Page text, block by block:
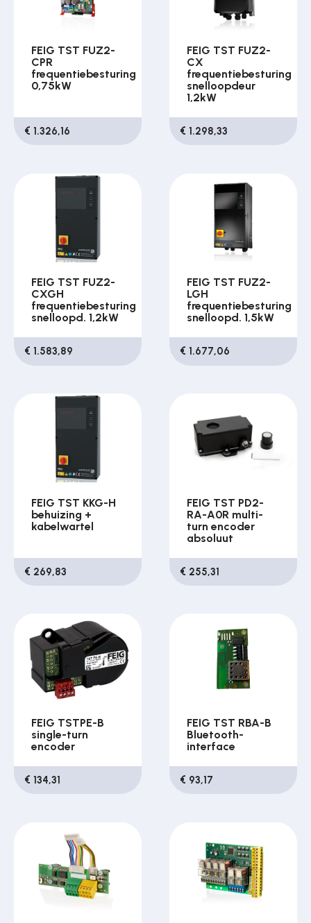
FEIG TST FUZ2-
CPR
frequentiebesturing
0,75kW
€ 1.326,16
FEIG TST FUZ2-
CX
frequentiebesturing
snelloopdeur
1,2kW
€ 1.298,33
FEIG TST FUZ2-
CXGH
frequentiebesturing
snelloopd. 1,2kW
€ 1.583,89
FEIG TST FUZ2-
LGH
frequentiebesturing
snelloopd. 1,5kW
€ 1.677,06
FEIG TST KKG-H
behuizing +
kabelwartel
€ 269,83
FEIG TST PD2-
RA-A0R multi-
turn encoder
absoluut
€ 255,31
FEIG TSTPE-B
single-turn
encoder
€ 134,31
FEIG TST RBA-B
Bluetooth-
interface
€ 93,17